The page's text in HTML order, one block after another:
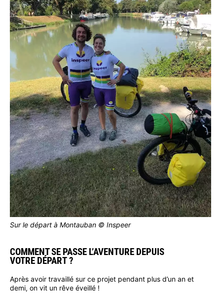
Sur le départ à Montauban © Inspeer
COMMENT SE PASSE L’AVENTURE DEPUIS
VOTRE DÉPART ?
Après avoir travaillé sur ce projet pendant plus d’un an et
demi, on vit un rêve éveillé !